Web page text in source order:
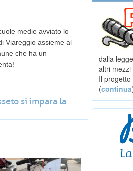
medie avviato lo
Viareggio assieme al
che ha un
si impara la
dalla
altri
Il
(continua